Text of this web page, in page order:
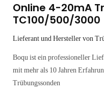
Online 4-20mA
TC100/500/3000
Lieferant und Hersteller von
Boqu ist ein professioneller
mit mehr als 10 Jahren
Trübungssonden